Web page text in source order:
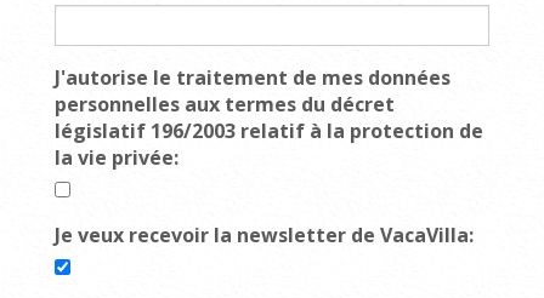
J'autorise le traitement de mes données
personnelles aux termes du décret
législatif 196/2003 relatif à la protection de
la vie privée:
Je veux recevoir la newsletter de VacaVilla: